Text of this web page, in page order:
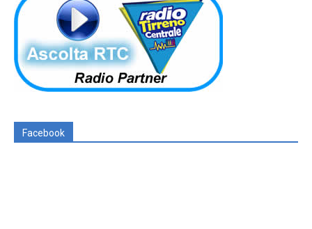
Facebook